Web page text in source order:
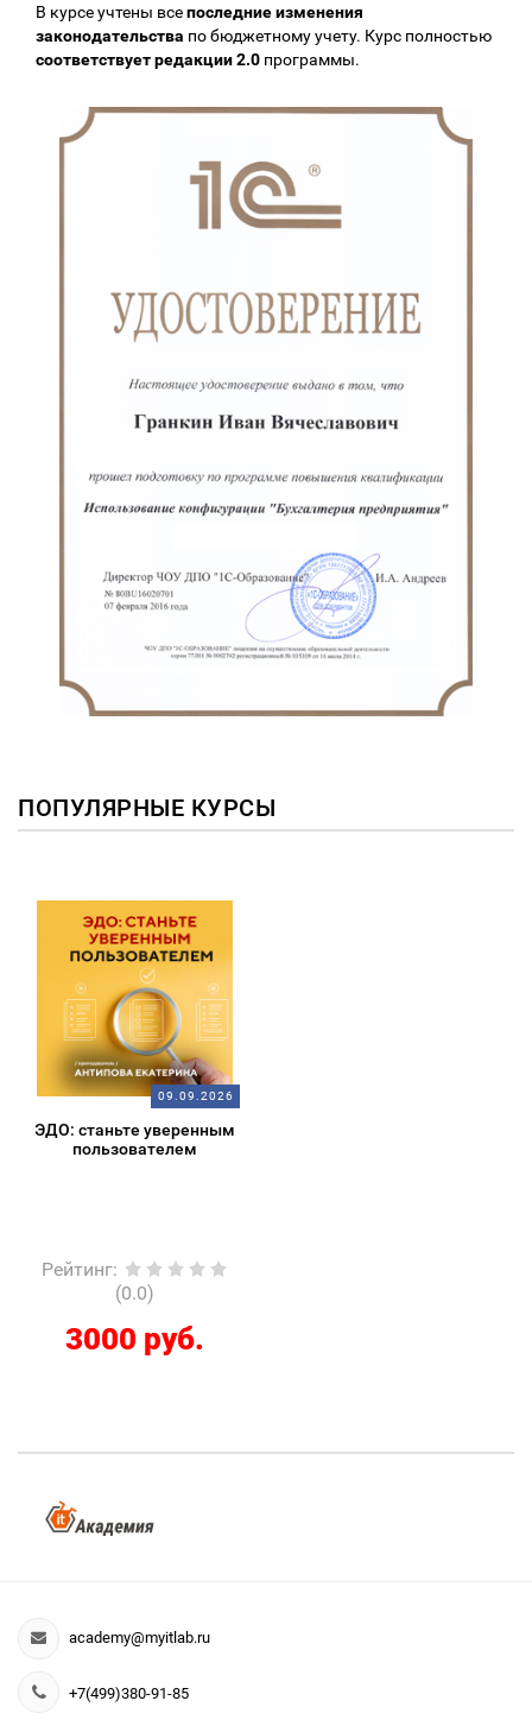
В курсе учтены всепоследние изменения
законодательства по бюджетному учету. Курс полностью
соответствует редакции 2.0 программы.
ПОПУЛЯРНЫЕ КУРСЫ
09.09.2026
ЭДО: станьте уверенным
пользователем
Рейтинг:
(0.0)
3000 руб.
academy@myitlab.ru
+7(499)380-91-85